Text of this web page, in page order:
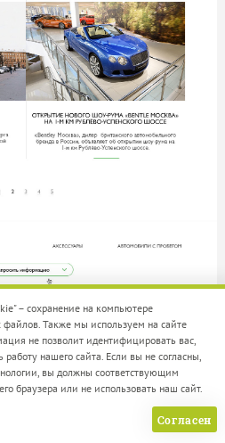
– сохранение на компьютере
файлов. Также мы используем на сайте
не позволит идентифицировать вас,
нашего сайта. Если вы не согласны,
вы должны соответствующим
браузера или не использовать наш сайт.
Согласен